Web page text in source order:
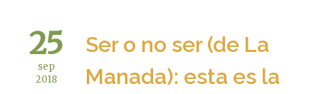
Ser o no ser (de La
Manada): esta es la
25
sep
2018